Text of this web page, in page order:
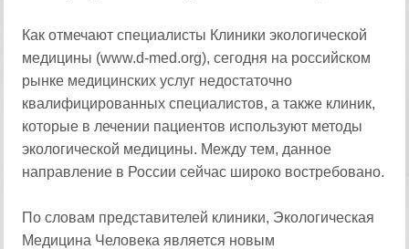
Как отмечают специалисты Клиники экологической
медицины (www.d-med.org), сегодня на российском
рынке медицинских услуг недостаточно
квалифицированных специалистов, а также клиник,
которые в лечении пациентов используют методы
экологической медицины. Между тем, данное
направление в России сейчас широко востребовано.
По словам представителей клиники, Экологическая
Медицина Человека является новым